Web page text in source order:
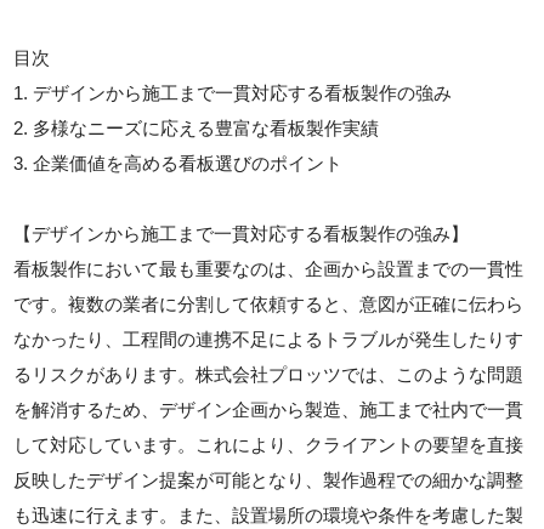
目次
1. デザインから施工まで一貫対応する看板製作の強み
2. 多様なニーズに応える豊富な看板製作実績
3. 企業価値を高める看板選びのポイント
【デザインから施工まで一貫対応する看板製作の強み】
看板製作において最も重要なのは、企画から設置までの一貫性
です。複数の業者に分割して依頼すると、意図が正確に伝わら
なかったり、工程間の連携不足によるトラブルが発生したりす
るリスクがあります。株式会社プロッツでは、このような問題
を解消するため、デザイン企画から製造、施工まで社内で一貫
して対応しています。これにより、クライアントの要望を直接
反映したデザイン提案が可能となり、製作過程での細かな調整
も迅速に行えます。また、設置場所の環境や条件を考慮した製